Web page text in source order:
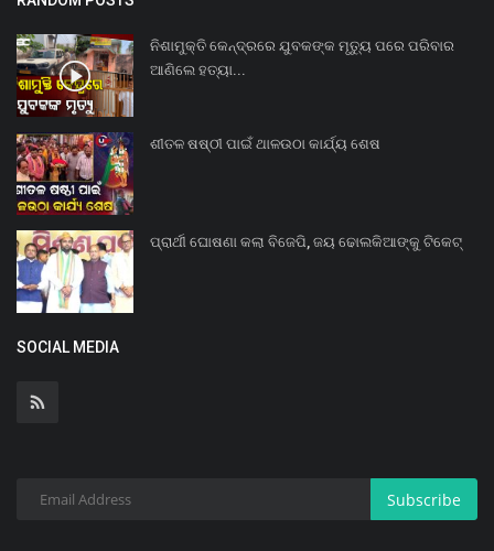
ନିଶାମୁକ୍ତି କେନ୍ଦ୍ରରେ ଯୁବକଙ୍କ ମୃତ୍ୟୁ ପରେ ପରିବାର
ଆଣିଲେ ହତ୍ୟା...
ଶୀତଳ ଷଷ୍ଠୀ ପାଇଁ ଥାଳଉଠା କାର୍ଯ୍ୟ ଶେଷ
ପ୍ରାର୍ଥୀ ଘୋଷଣା କଲା ବିଜେପି, ଜୟ ଢୋଲକିଆଙ୍କୁ ଟିକେଟ୍
SOCIAL MEDIA
Subscribe